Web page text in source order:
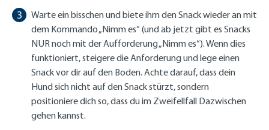
Warte ein bisschen und biete ihm den Snack wieder an mit
dem Kommando „Nimm es“ (und ab jetzt gibt es Snacks
NUR noch mit der Aufforderung „Nimm es“). Wenn dies
funktioniert, steigere die Anforderung und lege einen
Snack vor dir auf den Boden. Achte darauf, dass dein
Hund sich nicht auf den Snack stürzt, sondern
positioniere dich so, dass du im Zweifellfall Dazwischen
gehen kannst.